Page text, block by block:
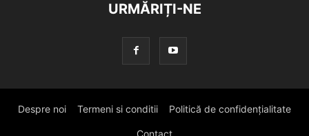
URMĂRIȚI-NE
Despre noi Termeni si conditii Politică de confidențialitate
Contact